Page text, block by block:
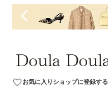
navigate_before
favorite_borderお気に入りショップに登録する